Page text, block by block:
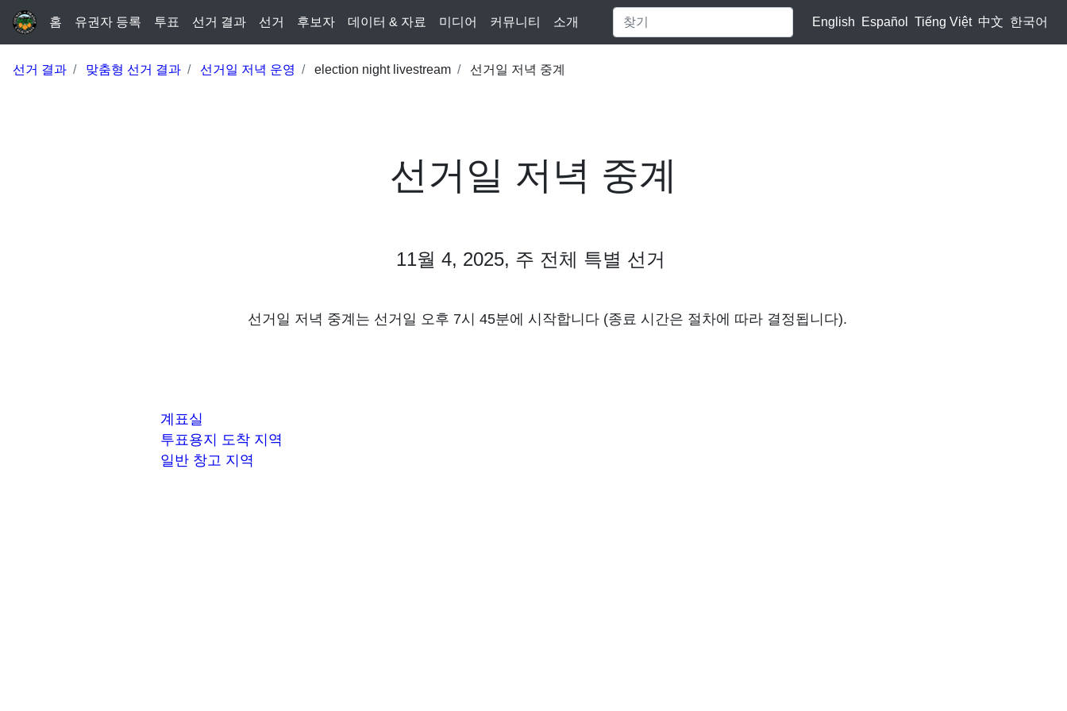
홈 유권자 등록 투표 선거 결과 선거 후보자 데이터 & 자료 미디어 커뮤니티 소개 English Español Tiếng Việt 中文 한국어
선거 결과 맞춤형 선거 결과 선거일 저녁 운영 election night livestream 선거일 저녁 중계
선거일 저녁 중계
11월 4, 2025, 주 전체 특별 선거
선거일 저녁 중계는 선거일 오후 7시 45분에 시작합니다 (종료 시간은 절차에 따라 결정됩니다).
계표실
투표용지 도착 지역
일반 창고 지역